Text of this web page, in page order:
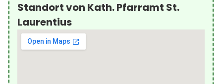
Standort von Kath. Pfarramt St.
Laurentius